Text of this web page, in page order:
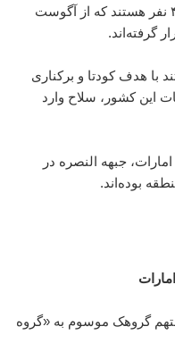
کل اعضای بازداشت شده این تیم ۴۱ نفر هستند که از آگوست
با هدف کودتا و برکناری
این کشور، سلاح وارد
جبهه النصره در
بوده‌اند.
کل امارات امروز (یکشنبه) ۱۱ متهم گروهک موسوم به «گروه